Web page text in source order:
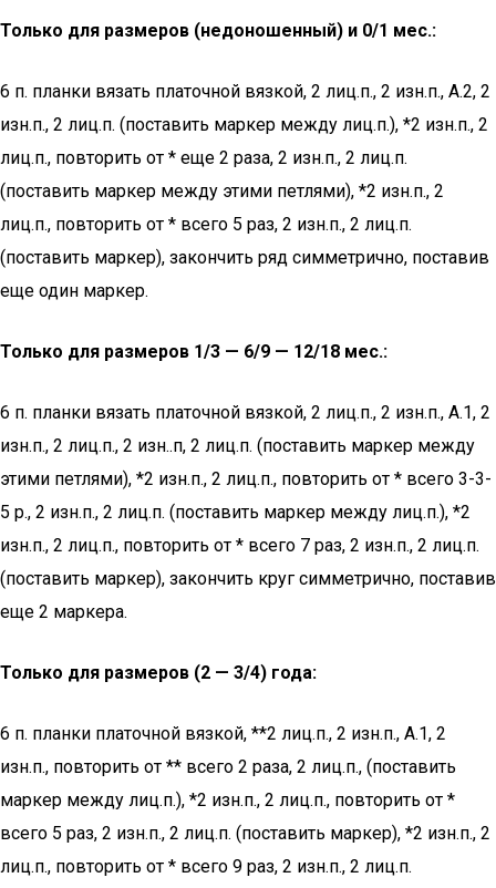
Только для размеров (недоношенный) и 0/1 мес.:
6 п. планки вязать платочной вязкой, 2 лиц.п., 2 изн.п., А.2, 2
изн.п., 2 лиц.п. (поставить маркер между лиц.п.), *2 изн.п., 2
лиц.п., повторить от * еще 2 раза, 2 изн.п., 2 лиц.п.
(поставить маркер между этими петлями), *2 изн.п., 2
лиц.п., повторить от * всего 5 раз, 2 изн.п., 2 лиц.п.
(поставить маркер), закончить ряд симметрично, поставив
еще один маркер.
Только для размеров 1/3 — 6/9 — 12/18 мес.:
6 п. планки вязать платочной вязкой, 2 лиц.п., 2 изн.п., А.1, 2
изн.п., 2 лиц.п., 2 изн..п, 2 лиц.п. (поставить маркер между
этими петлями), *2 изн.п., 2 лиц.п., повторить от * всего 3-3-
5 р., 2 изн.п., 2 лиц.п. (поставить маркер между лиц.п.), *2
изн.п., 2 лиц.п., повторить от * всего 7 раз, 2 изн.п., 2 лиц.п.
(поставить маркер), закончить круг симметрично, поставив
еще 2 маркера.
Только для размеров (2 — 3/4) года:
6 п. планки платочной вязкой, **2 лиц.п., 2 изн.п., А.1, 2
изн.п., повторить от ** всего 2 раза, 2 лиц.п., (поставить
маркер между лиц.п.), *2 изн.п., 2 лиц.п., повторить от *
всего 5 раз, 2 изн.п., 2 лиц.п. (поставить маркер), *2 изн.п., 2
лиц.п., повторить от * всего 9 раз, 2 изн.п., 2 лиц.п.